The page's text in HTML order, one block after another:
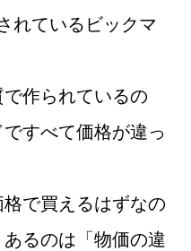
れているビックマ
作られているの
すべて価格が違っ
で買えるはずなの
るのは「物価の違